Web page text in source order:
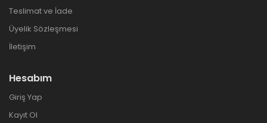
Teslimat ve İade
Üyelik Sözleşmesi
İletişim
Hesabım
Giriş Yap
Kayıt Ol